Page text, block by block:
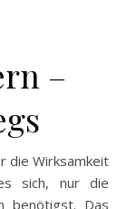
–
die Wirksamkeit
sich, nur die
benötigst. Das